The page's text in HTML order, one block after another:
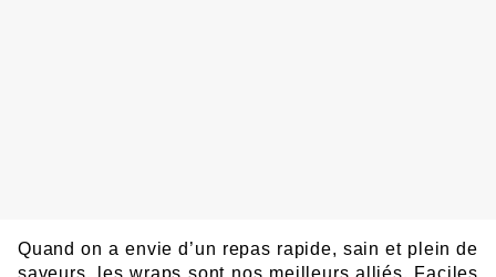
Quand on a envie d’un repas rapide, sain et plein de